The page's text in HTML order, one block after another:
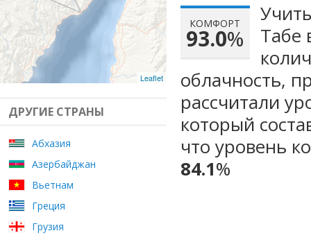
Leaflet
ДРУГИЕ СТРАНЫ
Абхазия
Азербайджан
Вьетнам
Греция
Грузия
КОМФОРТ
93.0%
Табе
облачность,
рассчитали
который
что уровень
84.1%